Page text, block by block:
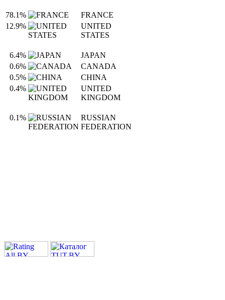
78.1%
FRANCE
12.9%
UNITED
STATES
6.4%
JAPAN
0.6%
CANADA
0.5%
CHINA
0.4%
UNITED
KINGDOM
0.1%
RUSSIAN
FEDERATION